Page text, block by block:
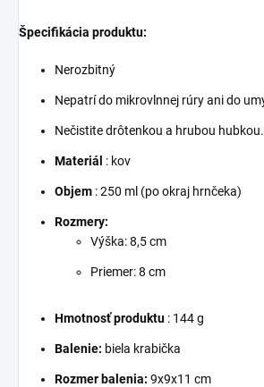
Špecifikácia produktu:
Nerozbitný
Nepatrí do mikrovlnnej rúry ani do
Nečistite drôtenkou a hrubou hubkou.
Materiál : kov
Objem : 250 ml (po okraj hrnčeka)
Rozmery:
Výška: 8,5 cm
Priemer: 8 cm
Hmotnosť produktu : 144 g
Balenie: biela krabička
Rozmer balenia: 9x9x11 cm